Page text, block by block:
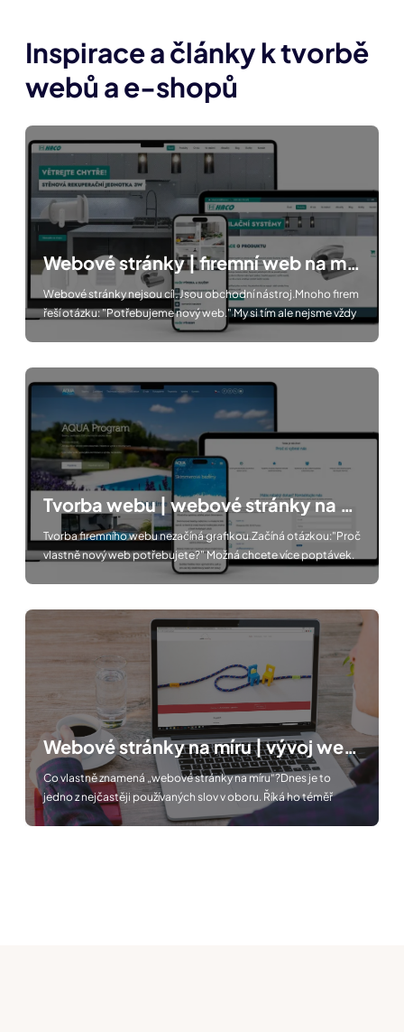
Inspirace a články k tvorbě
webů a e-shopů
Webové stránky | firemní web na míru
Webové stránky nejsou cíl. Jsou obchodní nástroj.Mnoho firem
řeší otázku: "Potřebujeme nový web." My si tím ale nejsme vždy
Tvorba webu | webové stránky na míru
Tvorba firemního webu nezačíná grafikou.Začíná otázkou:"Proč
vlastně nový web potřebujete?" Možná chcete více poptávek.
Webové stránky na míru | vývoj webu
Co vlastně znamená „webové stránky na míru“?Dnes je to
jedno z nejčastěji používaných slov v oboru. Říká ho téměř
každé